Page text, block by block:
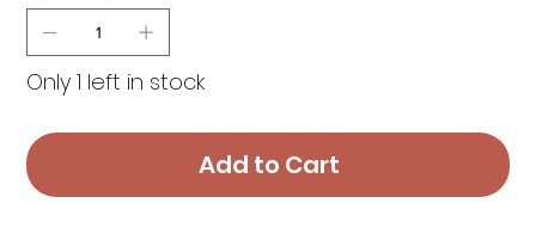
Only 1 left in stock
Add to Cart